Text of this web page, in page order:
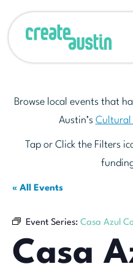
Browse local events that
Austin’s Cultural
Tap or Click the Filters
« All Events
Event Series: Casa Azul
Casa